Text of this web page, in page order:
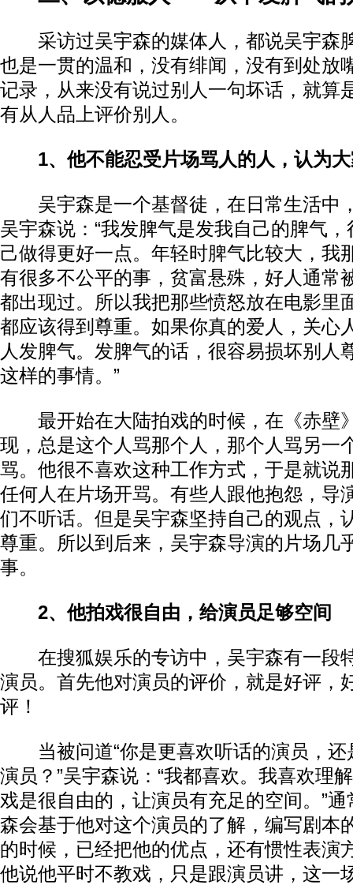
采访过吴宇森的媒体人，都说吴宇森
也是一贯的温和，没有绯闻，没有到处放
记录，从来没有说过别人一句坏话，就算
有从人品上评价别人。
1、他不能忍受片场骂人的人，认为
吴宇森是一个基督徒，在日常生活中
吴宇森说：“我发脾气是发我自己的脾气
己做得更好一点。年轻时脾气比较大，我
有很多不公平的事，贫富悬殊，好人通常
都出现过。所以我把那些愤怒放在电影里
都应该得到尊重。如果你真的爱人，关心
人发脾气。发脾气的话，很容易损坏别人
这样的事情。”
最开始在大陆拍戏的时候，在《赤壁
现，总是这个人骂那个人，那个人骂另一
骂。他很不喜欢这种工作方式，于是就说
任何人在片场开骂。有些人跟他抱怨，导
们不听话。但是吴宇森坚持自己的观点，
尊重。所以到后来，吴宇森导演的片场几
事。
2、他拍戏很自由，给演员足够空间
在搜狐娱乐的专访中，吴宇森有一段
演员。首先他对演员的评价，就是好评，
评！
当被问道“你是更喜欢听话的演员，还
演员？”吴宇森说：“我都喜欢。我喜欢理
戏是很自由的，让演员有充足的空间。”
森会基于他对这个演员的了解，编写剧本
的时候，已经把他的优点，还有惯性表演
他说他平时不教戏，只是跟演员讲，这一